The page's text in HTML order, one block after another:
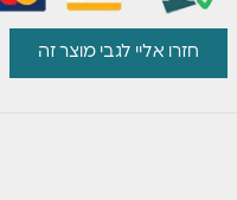
חזרו אליי לגבי מוצר זה